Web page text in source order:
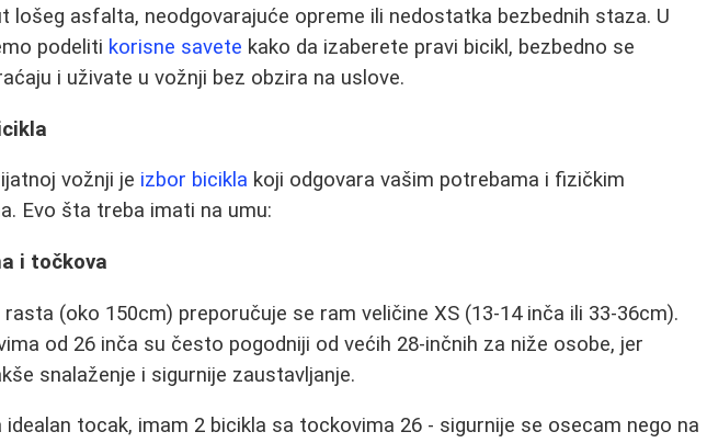
lošeg asfalta, neodgovarajuće opreme ili nedostatka bezbednih staza. U
podeliti korisne savete kako da izaberete pravi bicikl, bezbedno se
i uživate u vožnji bez obzira na uslove.
vožnji je izbor bicikla koji odgovara vašim potrebama i fizičkim
Evo šta treba imati na umu:
i točkova
(oko 150cm) preporučuje se ram veličine XS (13-14 inča ili 33-36cm).
od 26 inča su često pogodniji od većih 28-inčnih za niže osobe, jer
snalaženje i sigurnije zaustavljanje.
idealan tocak, imam 2 bicikla sa tockovima 26 - sigurnije se osecam nego na